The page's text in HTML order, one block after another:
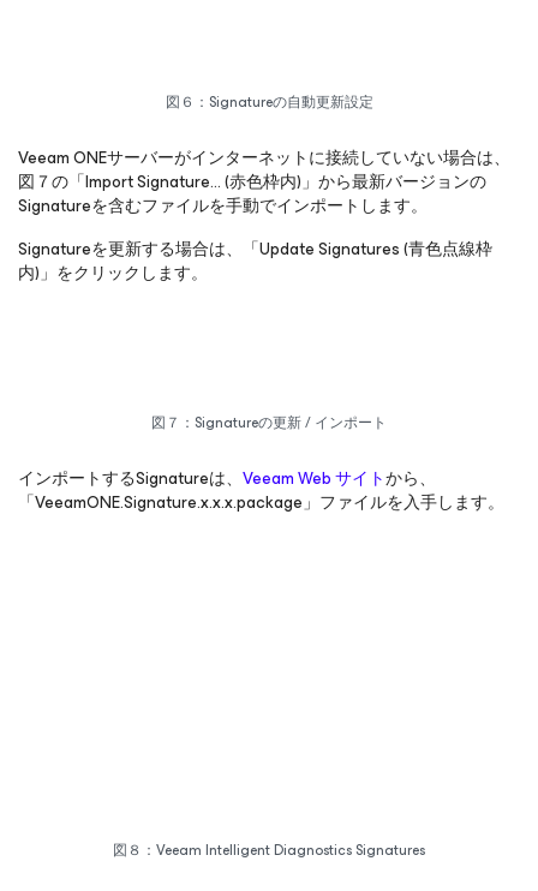
図６：Signatureの自動更新設定
Veeam ONEサーバーがインターネットに接続していない場合は、
図７の「Import Signature… (赤色枠内)」から最新バージョンの
Signatureを含むファイルを手動でインポートします。
Signatureを更新する場合は、「Update Signatures (青色点線枠
内)」をクリックします。
図７：Signatureの更新 / インポート
インポートするSignatureは、 Veeam Web サイトから、
「VeeamONE.Signature.x.x.x.package」ファイルを入手します。
図８：Veeam Intelligent Diagnostics Signatures